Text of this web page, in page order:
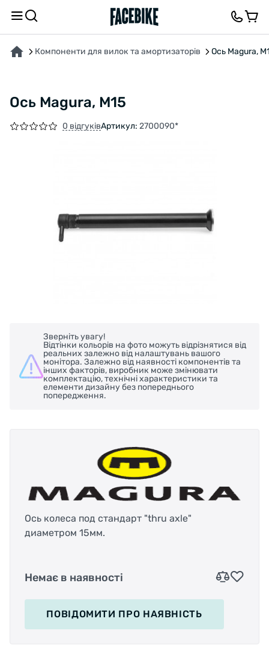
Компоненти для вилок та амортизаторів Ось Magura,
Ось Magura, M15
0 відгуківАртикул: 2700090*
Зверніть увагу!
Відтінки кольорів на фото можуть відрізнятися від
реальних залежно від налаштувань вашого
монітора. Залежно від наявності компонентів та
інших факторів, виробник може змінювати
комплектацію, технічні характеристики та
елементи дизайну без попереднього
попередження.
Ось колеса под стандарт "thru axle"
диаметром 15мм.
Немає в наявності
ПОВІДОМИТИ ПРО НАЯВНІСТЬ
ПРО ТОВАР ВІДГУКИ ТА ЗАПИТАННЯ